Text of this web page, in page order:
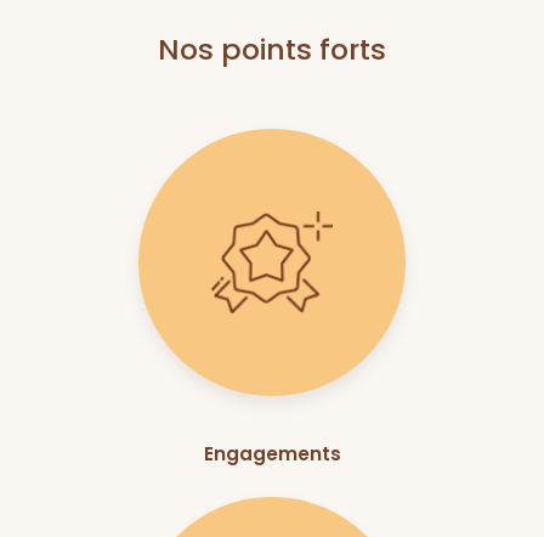
Nos points forts
Engagements